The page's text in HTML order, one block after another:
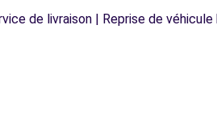
de livraison | Reprise de